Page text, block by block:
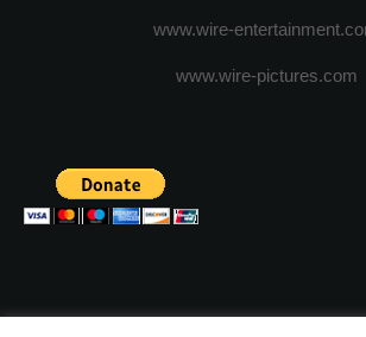
www.wire-
www.wire-pictures.com